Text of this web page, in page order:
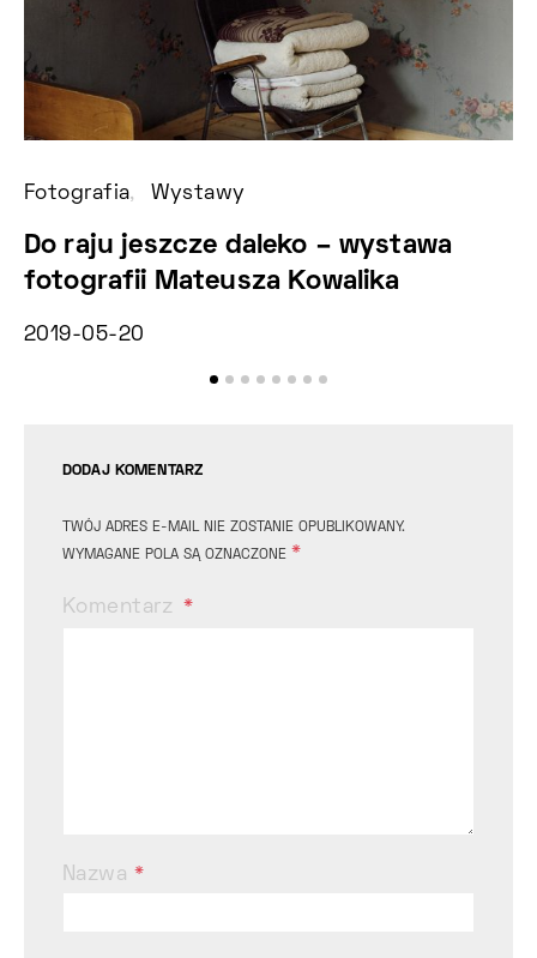
Fotografia Wystawy
Do raju jeszcze daleko – wystawa
fotografii Mateusza Kowalika
2019-05-20
DODAJ KOMENTARZ
TWÓJ ADRES E-MAIL NIE ZOSTANIE OPUBLIKOWANY.
WYMAGANE POLA SĄ OZNACZONE *
Komentarz
Nazwa *